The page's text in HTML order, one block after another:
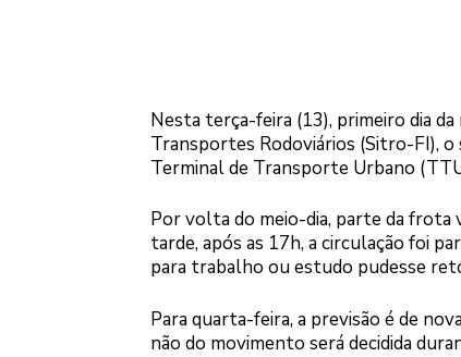
Nesta terça-feira (13), primeiro dia
Transportes Rodoviários (Sitro-FI), o
Terminal de Transporte Urbano
Por volta do meio-dia, parte da frota
tarde, após as 17h, a circulação foi
para trabalho ou estudo pudesse
Para quarta-feira, a previsão é de
não do movimento será decidida